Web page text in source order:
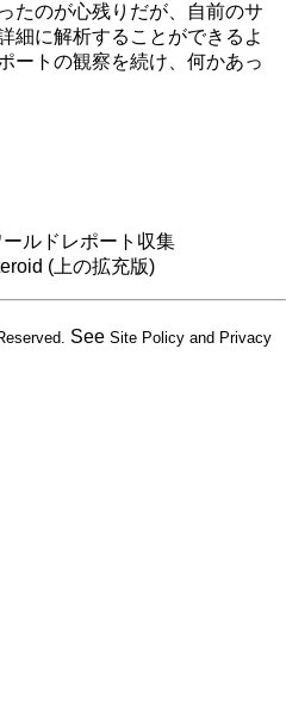
たのが心残りだが、自前のサ
細に解析することができるよ
ートの観察を続け、何かあっ
ルドレポート収集
(上の拡充版)
SeeSite Policy and Privacy